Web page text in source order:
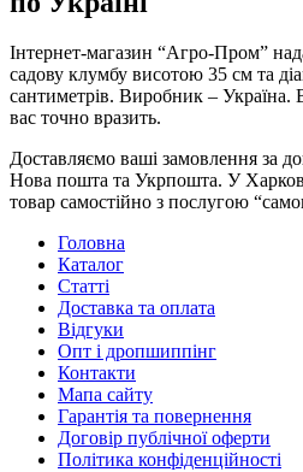
Інтернет-магазин “Агро-Пром”
садову клумбу висотою 35 см та
сантиметрів. Виробник – Україна.
вас точно вразить.
Доставляємо ваші замовлення за
Нова пошта та Укрпошта. У
товар самостійно з послугою
Головна
Каталог
Статті
Доставка та оплата
Відгуки
Опт і дропшиппінг
Контакти
Мапа сайту
Гарантія та повернення
Договір публічної оферти
Політика конфіденційності